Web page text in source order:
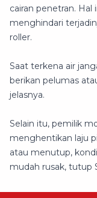
cairan penetran.
menghindari
roller.
Saat terkena air
berikan pelumas
jelasnya.
Selain itu, pemilik
menghentikan laju
atau menutup,
mudah rusak, tutup